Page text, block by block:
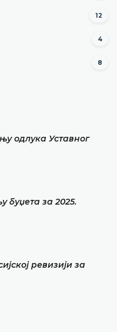
12
4
8
одлука Уставног
буџета за 2025.
ревизији за